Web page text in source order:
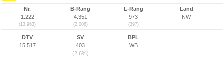
Nr.
1.222
(13.963)
B-Rang
4.351
(2.008)
L-Rang
973
(397)
Land
NW
DTV
15.517
SV
403
(2,6%)
BPL
WB